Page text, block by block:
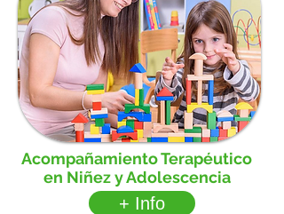
Acompañamiento Terapéutico
en Niñez y Adolescencia
+ Info